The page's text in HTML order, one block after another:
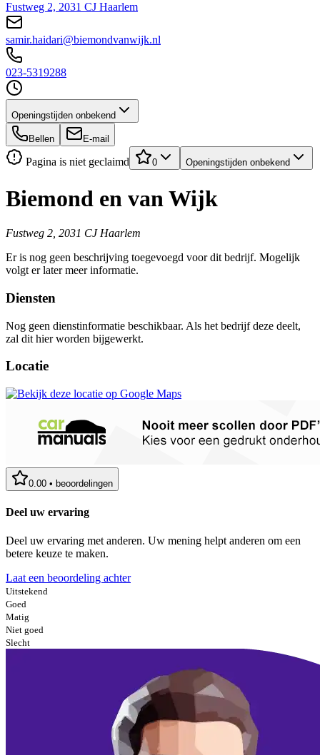
Fustweg 2, 2031 CJ Haarlem
samir.haidari@biemondvanwijk.nl
023-5319288
Openingstijden onbekend
Bellen E-mail
Pagina is niet geclaimd 0 Openingstijden onbekend
Biemond en van Wijk
Fustweg 2, 2031 CJ Haarlem
Er is nog geen beschrijving toegevoegd voor dit bedrijf. Mogelijk
volgt er later meer informatie.
Diensten
Nog geen dienstinformatie beschikbaar. Als het bedrijf deze deelt,
zal dit hier worden bijgewerkt.
Locatie
0.00 • beoordelingen
Deel uw ervaring
Deel uw ervaring met anderen. Uw mening helpt anderen om een
betere keuze te maken.
Laat een beoordeling achter
Uitstekend
Goed
Matig
Niet goed
Slecht